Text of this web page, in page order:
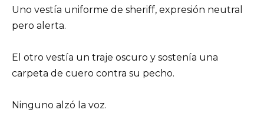
Uno vestía uniforme de sheriff, expresión neutral
pero alerta.
El otro vestía un traje oscuro y sostenía una
carpeta de cuero contra su pecho.
Ninguno alzó la voz.